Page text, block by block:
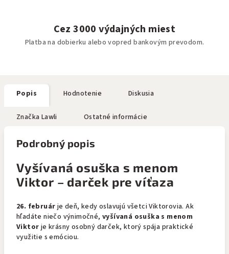
Cez 3000 výdajných miest
Platba na dobierku alebo vopred bankovým prevodom.
Popis Hodnotenie Diskusia
Značka Lawli Ostatné informácie
Podrobný popis
Vyšívaná osuška s menom
Viktor – darček pre víťaza
26. február je deň, kedy oslavujú všetci Viktorovia. Ak
hľadáte niečo výnimočné, vyšívaná osuška s menom
Viktor je krásny osobný darček, ktorý spája praktické
využitie s emóciou.